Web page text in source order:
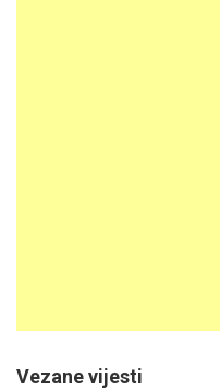
Vezane vijesti